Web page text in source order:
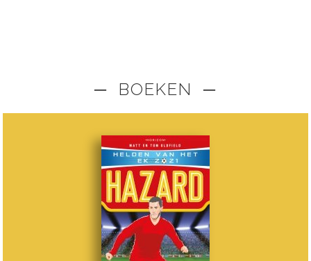
─ BOEKEN ─